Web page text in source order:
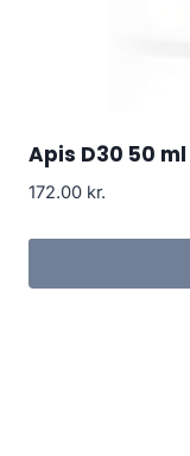
Apis D30 50
172.00 kr.